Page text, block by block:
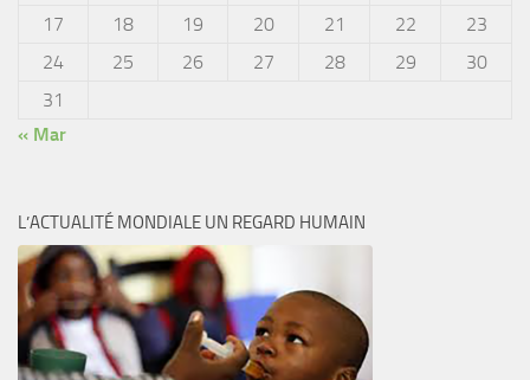
17
18 19 20 21 22
23
24
25 26 27 28 29
30
31
« Mar
L’ACTUALITÉ MONDIALE UN REGARD HUMAIN